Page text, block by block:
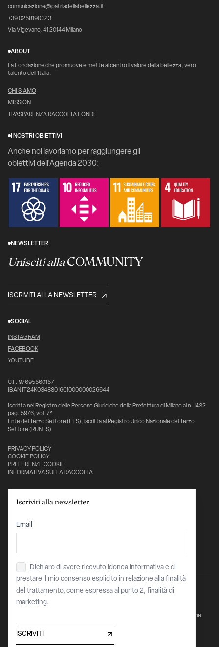
comunicazione@patriadellabellezza.it
+39 0258190323
Via Vigevano, 41 20144 Milano
ABOUT
La Fondazione che promuove e mette al centro il valore della bellezza, vero
talento dell’Italia.
CHI SIAMO
MISSION
TRASPARENZA RACCOLTA FONDI
I NOSTRI OBIETTIVI
Anche noi lavoriamo per raggiungere gli
obiettivi dell'Agenda 2030:
NEWSLETTER
Unisciti allaCOMMUNITY
ISCRIVITI ALLA NEWSLETTER
SOCIAL
INSTAGRAM
FACEBOOK
YOUTUBE
C.F. 97695560157
IBAN IT24K0348801601000000026644
Iscritta nel Registro delle Persone Giuridiche della Prefettura di Milano al n. 1432
pag. 5976, vol. 7°
Ente del Terzo Settore (ETS), iscritta al Registro Unico Nazionale del Terzo
Settore (RUNTS)
PRIVACY POLICY
COOKIE POLICY
PREFERENZE COOKIE
INFORMATIVA SULLA RACCOLTA
Con il sostegno di:
Sito finanziato dell’Unione Europea - "Next Generation EU - PNRR Transizione
Digitale Organismi Culturali e Creativi"
COR 15912229 / CUP C87J23004110008
Iscriviti alla newsletter
Email
Privacy*
Dichiaro di avere ricevuto idonea informativa e di
prestare il mio consenso esplicito in relazione alla finalità
del trattamento, come espressa al punto 2, finalità di
marketing.
ISCRIVITI